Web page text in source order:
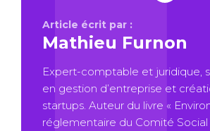
Article écrit par :
Mathieu Furnon
Expert-comptable et juridique,
en gestion d’entreprise et
startups. Auteur du livre «
réglementaire du Comité